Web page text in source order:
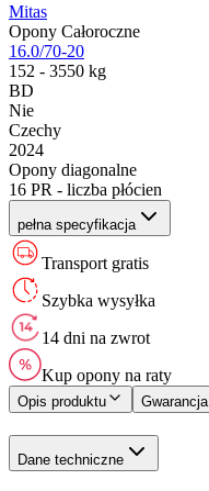
Mitas
Opony Całoroczne
16.0/70-20
152 - 3550 kg
BD
Nie
Czechy
2024
Opony diagonalne
16 PR - liczba płócien
pełna specyfikacja
Transport gratis
Szybka wysyłka
14 dni na zwrot
Kup opony na raty
Opis produktu Gwarancja
Dane techniczne